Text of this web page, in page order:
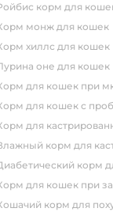
ройбис корм для
корм монж для кошек
корм хиллс для кошек
пурина оне для кошек
корм для кошек при
корм для кошек с
Корм для
влажный корм для
диабетический корм
корм для кошек при
кошачий корм для